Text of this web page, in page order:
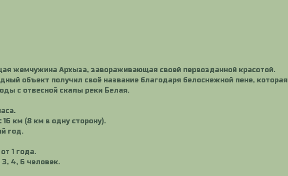
жемчужина Архыза, завораживающая своей первозданной красотой.
объект получил своё название благодаря белоснежной пене, которая
с отвесной скалы реки Белая.
16 км (8 км в одну сторону).
год.
от 1 года.
3, 4, 6 человек.